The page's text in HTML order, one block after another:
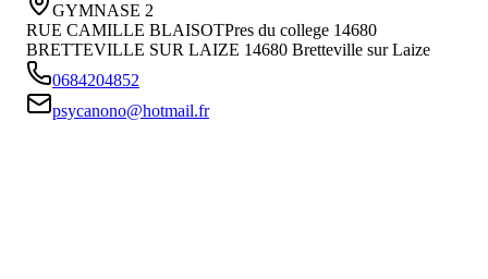
GYMNASE 2
RUE CAMILLE BLAISOTPres du college 14680
BRETTEVILLE SUR LAIZE 14680 Bretteville sur Laize
0684204852
psycanono@hotmail.fr